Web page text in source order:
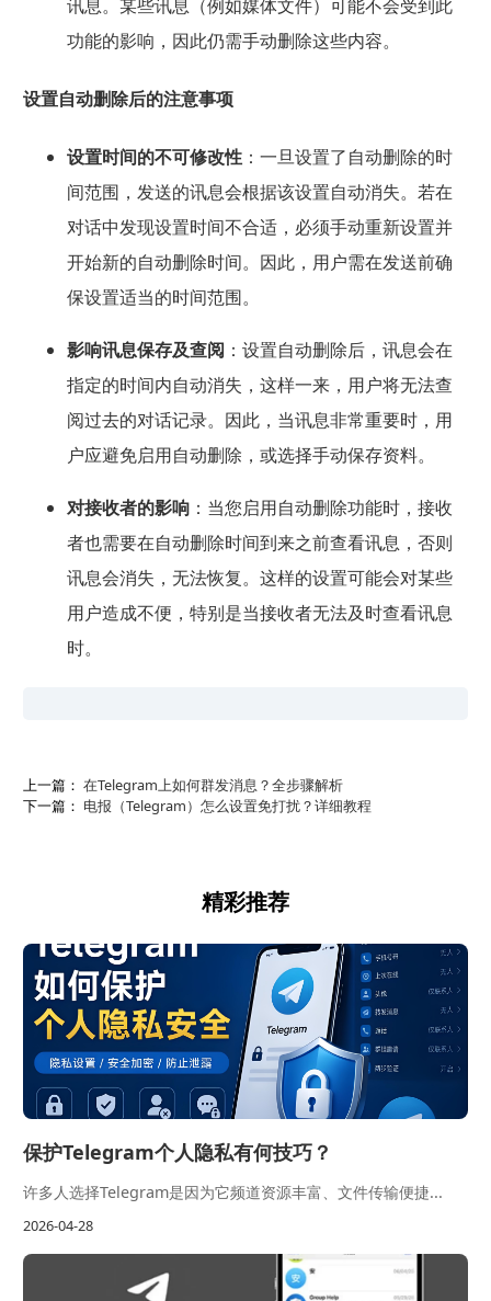
讯息。某些讯息（例如媒体文件）可能不会受到此
功能的影响，因此仍需手动删除这些内容。
设置自动删除后的注意事项
设置时间的不可修改性：一旦设置了自动删除的时
间范围，发送的讯息会根据该设置自动消失。若在
对话中发现设置时间不合适，必须手动重新设置并
开始新的自动删除时间。因此，用户需在发送前确
保设置适当的时间范围。
影响讯息保存及查阅 ：设置自动删除后，讯息会在
指定的时间内自动消失，这样一来，用户将无法查
阅过去的对话记录。因此，当讯息非常重要时，用
户应避免启用自动删除，或选择手动保存资料。
对接收者的影响：当您启用自动删除功能时，接收
者也需要在自动删除时间到来之前查看讯息，否则
讯息会消失，无法恢复。这样的设置可能会对某些
用户造成不便，特别是当接收者无法及时查看讯息
时。
上一篇： 在Telegram上如何群发消息？全步骤解析
下一篇： 电报（Telegram）怎么设置免打扰？详细教程
精彩推荐
保护Telegram个人隐私有何技巧？
许多人选择Telegram是因为它频道资源丰富、文件传输便捷...
2026-04-28